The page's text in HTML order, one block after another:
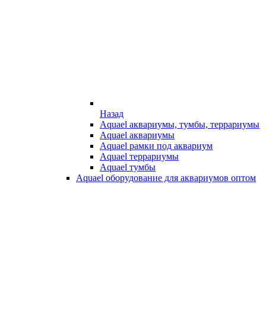
Назад
Aquael аквариумы, тумбы, террариумы
Aquael аквариумы
Aquael рамки под аквариум
Aquael террариумы
Aquael тумбы
Aquael оборудование для аквариумов оптом